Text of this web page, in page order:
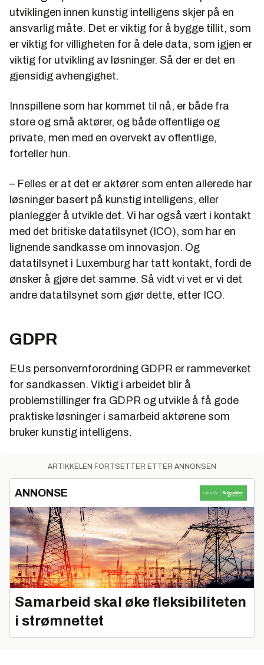
utviklingen innen kunstig intelligens skjer på en
ansvarlig måte. Det er viktig for å bygge tillit, som
er viktig for villigheten for å dele data, som igjen er
viktig for utvikling av løsninger. Så der er det en
gjensidig avhengighet.
Innspillene som har kommet til nå, er både fra
store og små aktører, og både offentlige og
private, men med en overvekt av offentlige,
forteller hun.
– Felles er at det er aktører som enten allerede har
løsninger basert på kunstig intelligens, eller
planlegger å utvikle det. Vi har også vært i kontakt
med det britiske datatilsynet (ICO), som har en
lignende sandkasse om innovasjon. Og
datatilsynet i Luxemburg har tatt kontakt, fordi de
ønsker å gjøre det samme. Så vidt vi vet er vi det
andre datatilsynet som gjør dette, etter ICO.
GDPR
EUs personvernforordning GDPR er rammeverket
for sandkassen. Viktig i arbeidet blir å
problemstillinger fra GDPR og utvikle å få gode
praktiske løsninger i samarbeid aktørene som
bruker kunstig intelligens.
ARTIKKELEN FORTSETTER ETTER ANNONSEN
ANNONSE
Samarbeid skal øke fleksibiliteten
i strømnettet